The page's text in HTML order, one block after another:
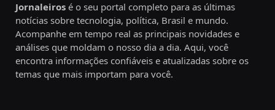
Jornaleiros é o seu portal completo para as últimas
notícias sobre tecnologia, política, Brasil e mundo.
Acompanhe em tempo real as principais novidades e
análises que moldam o nosso dia a dia. Aqui, você
encontra informações confiáveis e atualizadas sobre os
temas que mais importam para você.